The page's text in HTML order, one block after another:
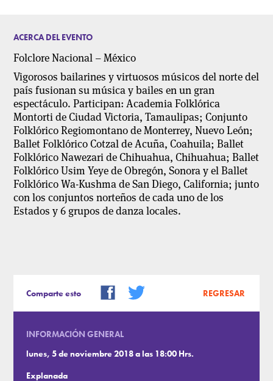
ACERCA DEL EVENTO
Folclore Nacional – México
Vigorosos bailarines y virtuosos músicos del norte del
país fusionan su música y bailes en un gran
espectáculo. Participan: Academia Folklórica
Montorti de Ciudad Victoria, Tamaulipas; Conjunto
Folklórico Regiomontano de Monterrey, Nuevo León;
Ballet Folklórico Cotzal de Acuña, Coahuila; Ballet
Folklórico Nawezari de Chihuahua, Chihuahua; Ballet
Folklórico Usim Yeye de Obregón, Sonora y el Ballet
Folklórico Wa-Kushma de San Diego, California; junto
con los conjuntos norteños de cada uno de los
Estados y 6 grupos de danza locales.
Comparte esto REGRESAR
INFORMACIÓN GENERAL
lunes, 5 de noviembre 2018 a las 18:00 Hrs.
Explanada